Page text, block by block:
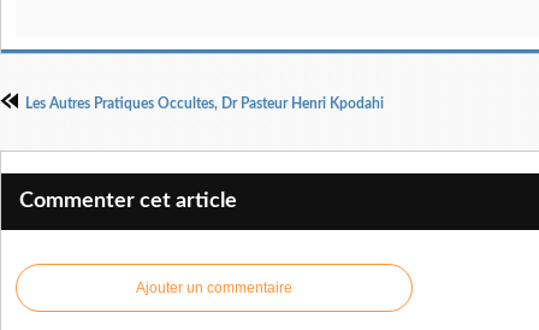
Les Autres Pratiques Occultes, Dr Pasteur Henri Kpodahi
Commenter cet article
Ajouter un commentaire